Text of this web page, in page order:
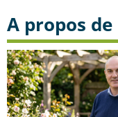
A propos